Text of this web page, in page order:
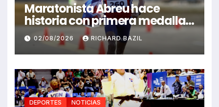
Maratonista Abreu hace
historia con primera medalla
en Juegos Santo Domingo
2026
02/08/2026 RICHARD BAZIL
DEPORTES NOTICIAS